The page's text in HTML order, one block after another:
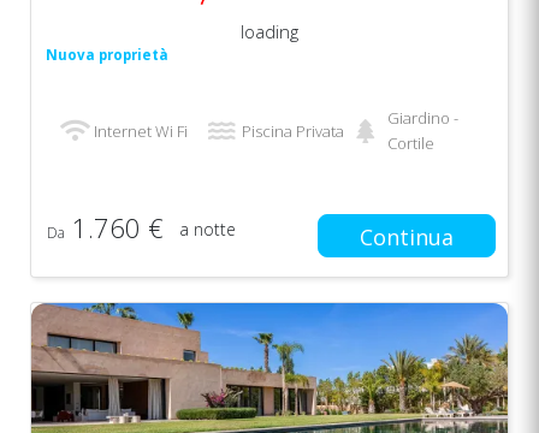
Nuova proprietà
loading
Internet Wi Fi Piscina Privata
Giardino -
Cortile
Da 1.760 € a notte Continua